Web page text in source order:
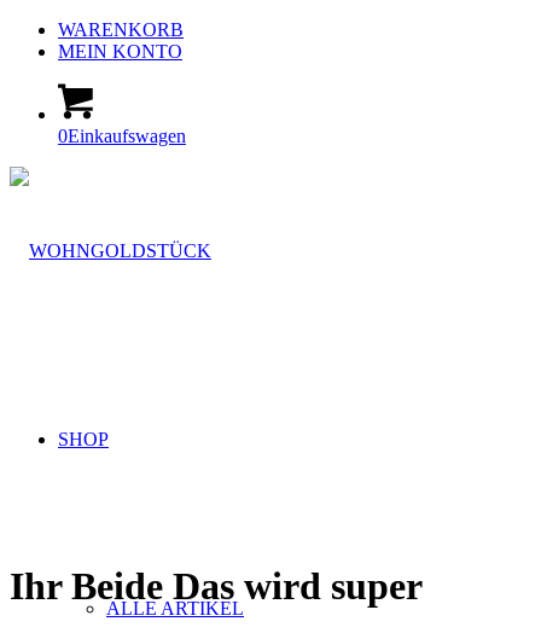
WARENKORB
MEIN KONTO
0Einkaufswagen
SHOP
ALLE ARTIKEL
Ihr Beide Das wird super